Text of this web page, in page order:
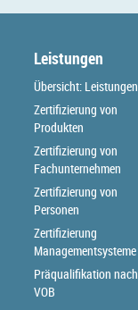
Leistungen
Übersicht: Leistungen
Zertifizierung von
Produkten
Zertifizierung von
Fachunternehmen
Zertifizierung von
Personen
Zertifizierung
Managementsysteme
Präqualifikation nach
VOB